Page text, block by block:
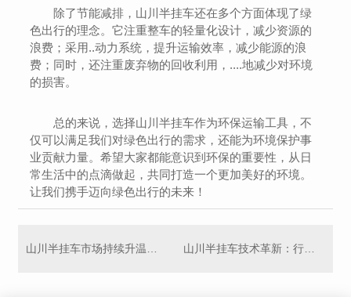
除了节能减排，山川半挂车还在多个方面体现了绿
色出行的理念。它注重整车的轻量化设计，减少资源的
浪费；采用..动力系统，提升运输效率，减少能源的浪
费；同时，还注重废弃物的回收利用，....地减少对环境
的损害。
总的来说，选择山川半挂车作为环保运输工具，不
仅可以满足我们对绿色出行的需求，还能为环境保护事
业贡献力量。希望大家都能意识到环保的重要性，从日
常生活中的点滴做起，共同打造一个更加美好的环境。
让我们携手迈向绿色出行的未来！